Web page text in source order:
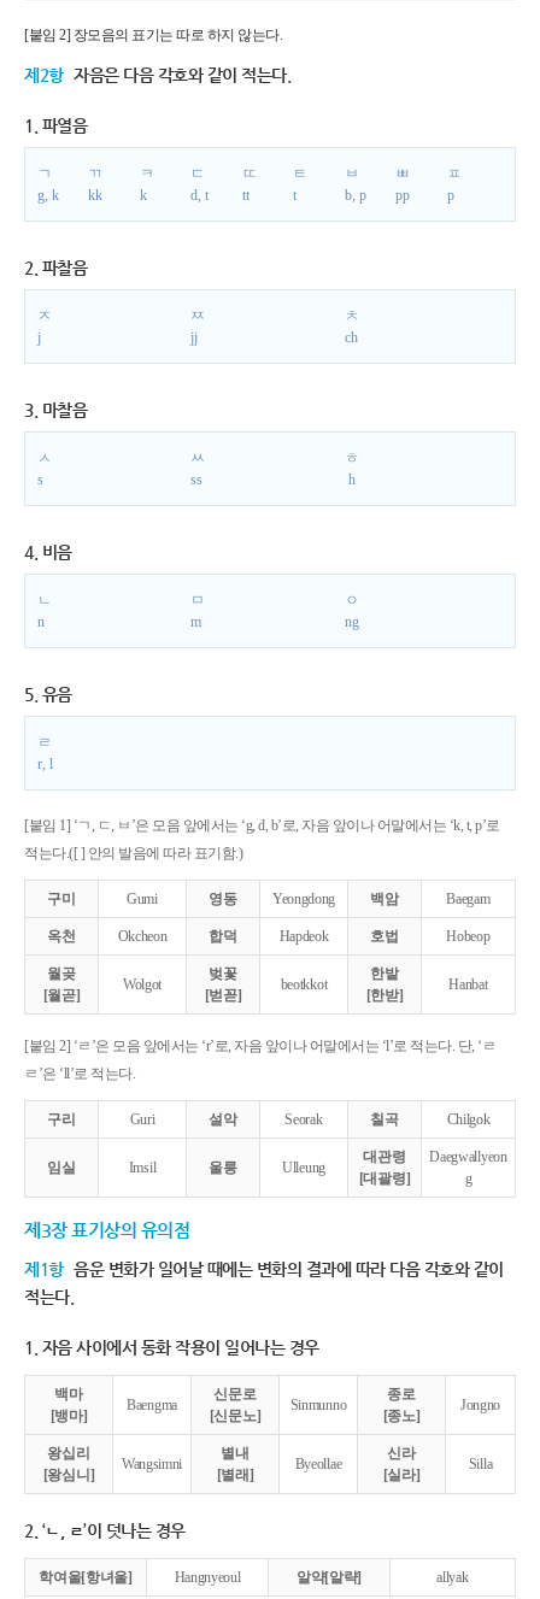
[붙임 2] 장모음의 표기는 따로 하지 않는다.
제2항 자음은 다음 각호와 같이 적는다.
1. 파열음
ㄱ
g, k
ㄲ
kk
ㅋ
k
ㄷ
d, t
ㄸ
tt
ㅌ
t
ㅂ
b, p
ㅃ
pp
ㅍ
p
2. 파찰음
ㅈ
j
ㅉ
jj
ㅊ
ch
3. 마찰음
ㅅ
s
ㅆ
ss
ㅎ
h
4. 비음
ㄴ
n
ㅁ
m
ㅇ
ng
5. 유음
ㄹ
r, l
[붙임 1] ‘ㄱ, ㄷ, ㅂ’은 모음 앞에서는 ‘g, d, b’로, 자음 앞이나 어말에서는 ‘k, t, p’로
적는다.([ ] 안의 발음에 따라 표기함.)
구미 Gumi 영동 Yeongdong 백암 Baegam
옥천 Okcheon 합덕 Hapdeok 호법 Hobeop
월곶
[월곧]
Wolgot
벚꽃
[벋꼳]
beotkkot
한밭
[한받]
Hanbat
[붙임 2] ‘ㄹ’은 모음 앞에서는 ‘r’로, 자음 앞이나 어말에서는 ‘l’로 적는다. 단, ‘ㄹ
ㄹ’은 ‘ll’로 적는다.
구리 Guri 설악 Seorak 칠곡 Chilgok
임실 Imsil 울릉 Ulleung
대관령
[대괄령]
Daegwallyeon
g
제3장 표기상의 유의점
제1항 음운 변화가 일어날 때에는 변화의 결과에 따라 다음 각호와 같이
적는다.
1. 자음 사이에서 동화 작용이 일어나는 경우
백마
[뱅마]
Baengma
신문로
[신문노]
Sinmunno
종로
[종노]
Jongno
왕십리
[왕심니]
Wangsimni
별내
[별래]
Byeollae
신라
[실라]
Silla
2. ‘ㄴ, ㄹ’이 덧나는 경우
학여울[항녀울] Hangnyeoul 알약[알략] allyak